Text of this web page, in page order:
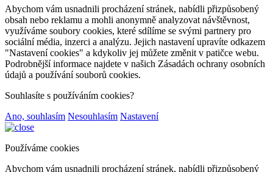
Abychom vám usnadnili procházení stránek, nabídli přizpůsobený
obsah nebo reklamu a mohli anonymně analyzovat návštěvnost,
využíváme soubory cookies, které sdílíme se svými partnery pro
sociální média, inzerci a analýzu. Jejich nastavení upravíte odkazem
"Nastavení cookies" a kdykoliv jej můžete změnit v patičce webu.
Podrobnější informace najdete v našich Zásadách ochrany osobních
údajů a používání souborů cookies.
Souhlasíte s používáním cookies?
Ano, souhlasím Nesouhlasím Nastavení
Používáme cookies
Abychom vám usnadnili procházení stránek, nabídli přizpůsobený